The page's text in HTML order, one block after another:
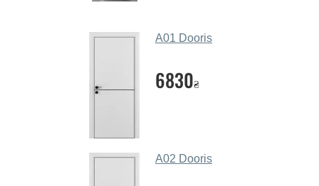
A01 Dooris
6830₴
A02 Dooris